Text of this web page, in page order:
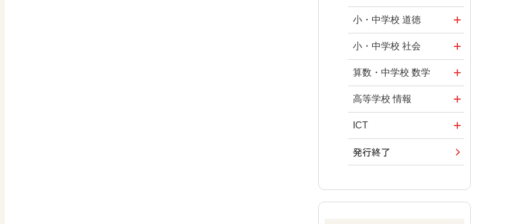
形 forme
十人虹色 ～
「違う」の楽
しみかた～
図工のみかた
美術館
ABCシリーズ
その他の教育
小・中学校 道徳
どうとくのひ
ろば
どうする？と
くだ先生！
―マンガで考
どうする？と
くだ先生！2
小・中学校 社会
社会科NAVI
マンガでわか
る社会科授
社会科NAVIプ
ラス
ABCシリーズ
算数・中学校 数学
ROOT
習状況調査
教科書活用の
ポイント
算数授業のス
高等学校 情報
n
情報科プラス
その他の教育
資料
ICT
つなぐ つなが
る ICT
その他の教育
資料
発行終了